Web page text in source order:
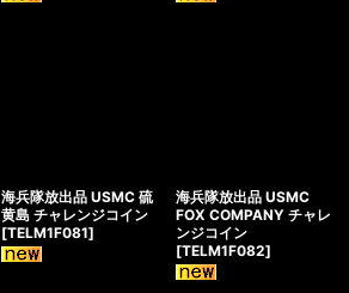
海兵隊放出品 USMC 硫
黄島 チャレンジコイン
[TELM1F081]
海兵隊放出品 USMC
FOX COMPANY チャレ
ンジコイン
[TELM1F082]